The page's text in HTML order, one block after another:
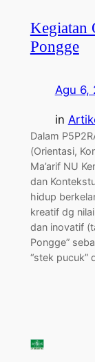
Kegiatan
Pongge
Agu 6,
in
Dalam
(Orientasi,
Ma’arif NU
dan
hidup
kreatif dg
dan inovatif
Pongge”
“stek pucuk”